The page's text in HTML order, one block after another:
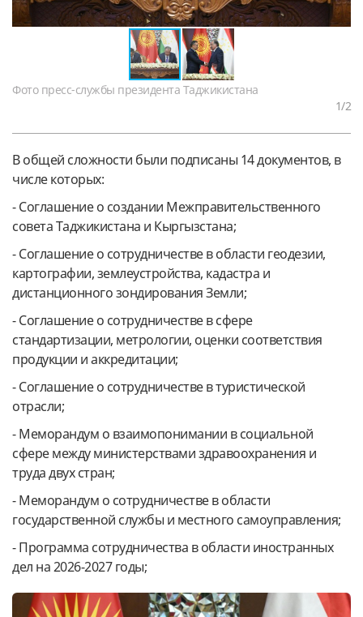
Фото пресс-службы президента Таджикистана
1/2
В общей сложности были подписаны 14 документов, в
числе которых:
- Соглашение о создании Межправительственного
совета Таджикистана и Кыргызстана;
- Соглашение о сотрудничестве в области геодезии,
картографии, землеустройства, кадастра и
дистанционного зондирования Земли;
- Соглашение о сотрудничестве в сфере
стандартизации, метрологии, оценки соответствия
продукции и аккредитации;
- Соглашение о сотрудничестве в туристической
отрасли;
- Меморандум о взаимопонимании в социальной
сфере между министерствами здравоохранения и
труда двух стран;
- Меморандум о сотрудничестве в области
государственной службы и местного самоуправления;
- Программа сотрудничества в области иностранных
дел на 2026-2027 годы;